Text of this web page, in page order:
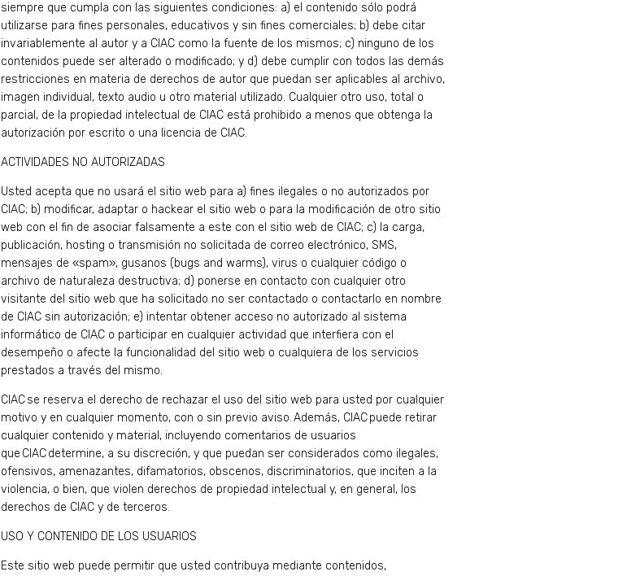
siempre que cumpla con las siguientes condiciones: a) el contenido sólo podrá
utilizarse para fines personales, educativos y sin fines comerciales; b) debe citar
invariablemente al autor y a CIAC como la fuente de los mismos; c) ninguno de los
contenidos puede ser alterado o modificado; y d) debe cumplir con todos las demás
restricciones en materia de derechos de autor que puedan ser aplicables al archivo,
imagen individual, texto audio u otro material utilizado. Cualquier otro uso, total o
parcial, de la propiedad intelectual de CIAC está prohibido a menos que obtenga la
autorización por escrito o una licencia de CIAC.
ACTIVIDADES NO AUTORIZADAS
Usted acepta que no usará el sitio web para a) fines ilegales o no autorizados por
CIAC; b) modificar, adaptar o hackear el sitio web o para la modificación de otro sitio
web con el fin de asociar falsamente a este con el sitio web de CIAC; c) la carga,
publicación, hosting o transmisión no solicitada de correo electrónico, SMS,
mensajes de «spam», gusanos (bugs and warms), virus o cualquier código o
archivo de naturaleza destructiva; d) ponerse en contacto con cualquier otro
visitante del sitio web que ha solicitado no ser contactado o contactarlo en nombre
de CIAC sin autorización; e) intentar obtener acceso no autorizado al sistema
informático de CIAC o participar en cualquier actividad que interfiera con el
desempeño o afecte la funcionalidad del sitio web o cualquiera de los servicios
prestados a través del mismo.
CIAC se reserva el derecho de rechazar el uso del sitio web para usted por cualquier
motivo y en cualquier momento, con o sin previo aviso. Además, CIAC puede retirar
cualquier contenido y material, incluyendo comentarios de usuarios
que CIAC determine, a su discreción, y que puedan ser considerados como ilegales,
ofensivos, amenazantes, difamatorios, obscenos, discriminatorios, que inciten a la
violencia, o bien, que violen derechos de propiedad intelectual y, en general, los
derechos de CIAC y de terceros.
USO Y CONTENIDO DE LOS USUARIOS
Este sitio web puede permitir que usted contribuya mediante contenidos,